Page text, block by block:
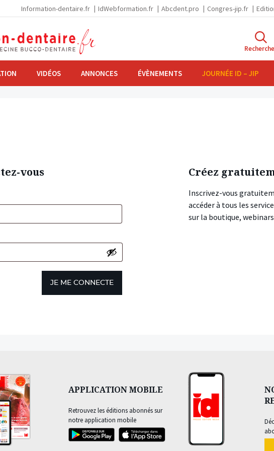
Information-dentaire.fr IdWebformation.fr Abcdent.pro Congres-jip.fr
VIDÉOS ANNONCES ÉVÈNEMENTS JOURNÉE ID – JIP
vous
JE ME CONNECTE
Créez
Inscrivez-vous
accéder à tous les
sur la boutique,
APPLICATION MOBILE
Retrouvez les éditions abonnés sur
notre application mobile